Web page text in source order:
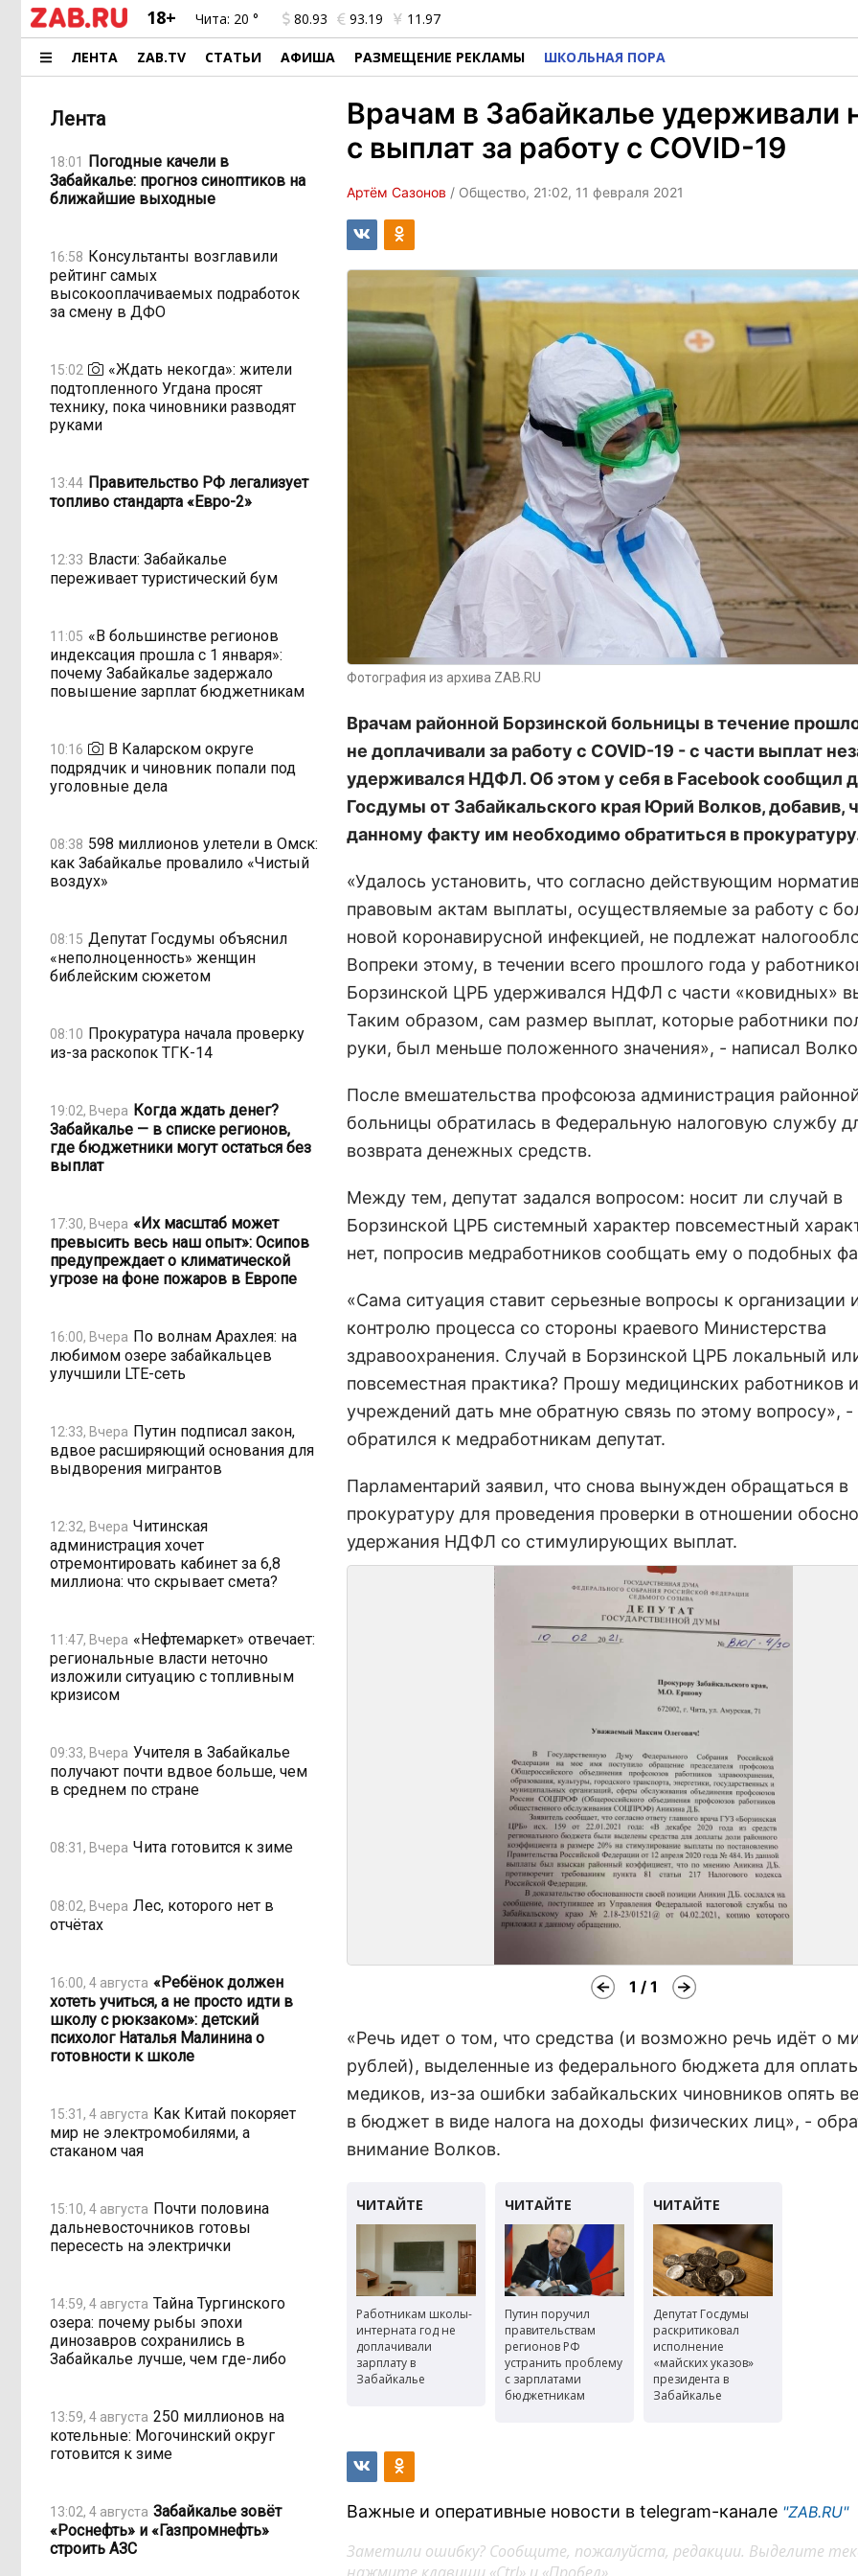
18+ Чита: 20 ° 80.93 93.19 11.97
ЛЕНТА ZAB.TV СТАТЬИ АФИША РАЗМЕЩЕНИЕ РЕКЛАМЫ ШКОЛЬНАЯ ПОРА
Лента
18:01 Погодные качели в
Забайкалье: прогноз синоптиков на
ближайшие выходные
16:58 Консультанты возглавили
рейтинг самых
высокооплачиваемых подработок
за смену в ДФО
15:02
«Ждать некогда»: жители
подтопленного Угдана просят
технику, пока чиновники разводят
руками
13:44 Правительство РФ легализует
топливо стандарта «Евро-2»
12:33 Власти: Забайкалье
переживает туристический бум
11:05 «В большинстве регионов
индексация прошла с 1 января»:
почему Забайкалье задержало
повышение зарплат бюджетникам
10:16
В Каларском округе
подрядчик и чиновник попали под
уголовные дела
08:38 598 миллионов улетели в Омск:
как Забайкалье провалило «Чистый
воздух»
08:15 Депутат Госдумы объяснил
«неполноценность» женщин
библейским сюжетом
08:10 Прокуратура начала проверку
из-за раскопок ТГК-14
19:02, Вчера Когда ждать денег?
Забайкалье — в списке регионов,
где бюджетники могут остаться без
выплат
17:30, Вчера «Их масштаб может
превысить весь наш опыт»: Осипов
предупреждает о климатической
угрозе на фоне пожаров в Европе
16:00, Вчера По волнам Арахлея: на
любимом озере забайкальцев
улучшили LTE-сеть
12:33, Вчера Путин подписал закон,
вдвое расширяющий основания для
выдворения мигрантов
12:32, Вчера Читинская
администрация хочет
отремонтировать кабинет за 6,8
миллиона: что скрывает смета?
11:47, Вчера «Нефтемаркет» отвечает:
региональные власти неточно
изложили ситуацию с топливным
кризисом
09:33, Вчера Учителя в Забайкалье
получают почти вдвое больше, чем
в среднем по стране
08:31, Вчера Чита готовится к зиме
08:02, Вчера Лес, которого нет в
отчётах
16:00, 4 августа «Ребёнок должен
хотеть учиться, а не просто идти в
школу с рюкзаком»: детский
психолог Наталья Малинина о
готовности к школе
15:31, 4 августа Как Китай покоряет
мир не электромобилями, а
стаканом чая
15:10, 4 августа Почти половина
дальневосточников готовы
пересесть на электрички
14:59, 4 августа Тайна Тургинского
озера: почему рыбы эпохи
динозавров сохранились в
Забайкалье лучше, чем где-либо
13:59, 4 августа 250 миллионов на
котельные: Могочинский округ
готовится к зиме
13:02, 4 августа Забайкалье зовёт
«Роснефть» и «Газпромнефть»
строить АЗС
Врачам в Забайкалье удерживали
с выплат за работу с COVID-19
Артём Сазонов / Общество, 21:02, 11 февраля 2021
Фотография из архива ZAB.RU
Врачам районной Борзинской больницы в течение
не доплачивали за работу с COVID-19 - с части выплат
удерживался НДФЛ. Об этом у себя в Facebook сообщил
Госдумы от Забайкальского края Юрий Волков, добавив,
данному факту им необходимо обратиться в
«Удалось установить, что согласно действующим
правовым актам выплаты, осуществляемые за работу с
новой коронавирусной инфекцией, не подлежат
Вопреки этому, в течении всего прошлого года у
Борзинской ЦРБ удерживался НДФЛ с части «ковидных»
Таким образом, сам размер выплат, которые работники
руки, был меньше положенного значения», - написал
После вмешательства профсоюза администрация
больницы обратилась в Федеральную налоговую службу
возврата денежных средств.
Между тем, депутат задался вопросом: носит ли случай в
Борзинской ЦРБ системный характер повсеместный
нет, попросив медработников сообщать ему о подобных
«Сама ситуация ставит серьезные вопросы к организации
контролю процесса со стороны краевого Министерства
здравоохранения. Случай в Борзинской ЦРБ локальный
повсеместная практика? Прошу медицинских работников
учреждений дать мне обратную связь по этому вопросу», -
обратился к медработникам депутат.
Парламентарий заявил, что снова вынужден обращаться в
прокуратуру для проведения проверки в отношении
удержания НДФЛ со стимулирующих выплат.
1 / 1
«Речь идет о том, что средства (и возможно речь идёт о
рублей), выделенные из федерального бюджета для
медиков, из-за ошибки забайкальских чиновников опять
в бюджет в виде налога на доходы физических лиц», -
внимание Волков.
Работникам школы-
интерната год не
доплачивали
зарплату в
Забайкалье
Путин поручил
правительствам
регионов РФ
устранить проблему
с зарплатами
бюджетникам
Депутат Госдумы
раскритиковал
исполнение
«майских указов»
президента в
Забайкалье
Важные и оперативные новости в telegram-канале "ZAB.RU"
Заметили ошибку? Сообщите, пожалуйста, редакции. Выделите